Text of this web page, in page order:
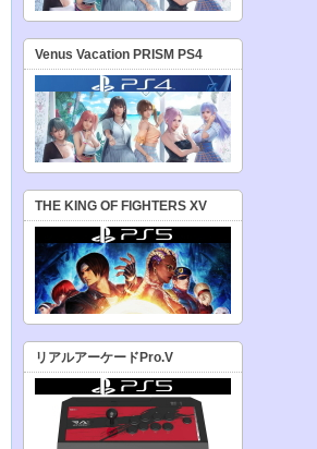
Venus Vacation PRISM PS4
THE KING OF FIGHTERS XV
リアルアーケードPro.V